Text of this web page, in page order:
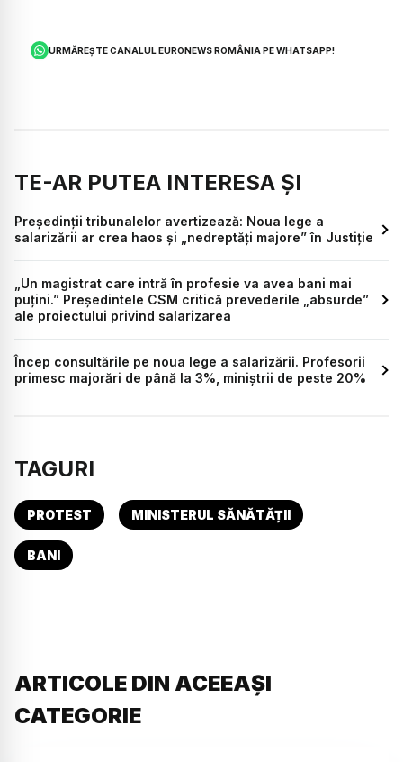
URMĂREȘTE CANALUL EURONEWS ROMÂNIA PE WHATSAPP!
TE-AR PUTEA INTERESA ȘI
Președinții tribunalelor avertizează: Noua lege a
salarizării ar crea haos și „nedreptăți majore” în Justiție
„Un magistrat care intră în profesie va avea bani mai
puțini.” Președintele CSM critică prevederile „absurde”
ale proiectului privind salarizarea
Încep consultările pe noua lege a salarizării. Profesorii
primesc majorări de până la 3%, miniștrii de peste 20%
TAGURI
PROTEST MINISTERUL SĂNĂTĂȚII
BANI
ARTICOLE DIN ACEEAȘI
CATEGORIE